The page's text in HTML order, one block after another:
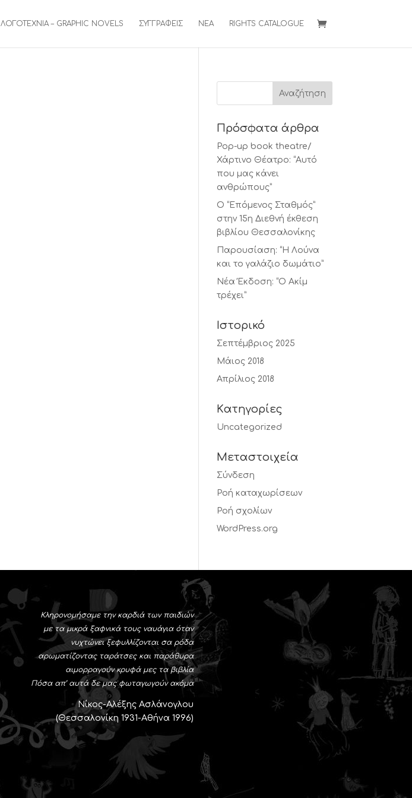
ΛΟΓΟΤΕΧΝΙΑ – GRAPHIC NOVELS ΣΥΓΓΡΑΦΕΙΣ ΝΕΑ RIGHTS CATALOGUE
Πρόσφατα άρθρα
Pop-up book theatre/
Χάρτινο Θέατρο: “Αυτό
που μας κάνει
ανθρώπους”
Ο “Επόμενος Σταθμός”
στην 15η Διεθνή έκθεση
βιβλίου Θεσσαλονίκης
Παρουσίαση: “Η Λούνα
και το γαλάζιο δωμάτιο”
Νέα Έκδοση: “Ο Ακίμ
τρέχει”
Ιστορικό
Σεπτέμβριος 2025
Μάιος 2018
Απρίλιος 2018
Kατηγορίες
Uncategorized
Μεταστοιχεία
Σύνδεση
Ροή καταχωρίσεων
Ροή σχολίων
WordPress.org
Κληρονομήσαμε την καρδιά των παιδιών
με τα μικρά ξαφνικά τους ναυάγια όταν
νυχτώνει ξεφυλλίζονται σα ρόδα
αρωματίζοντας ταράτσες και παράθυρα
αιμορραγούν κρυφά μες τα βιβλία
Πόσα απ’ αυτά δε μας φωταγωγούν ακόμα
Νίκος-Αλέξης Ασλάνογλου
(Θεσσαλονίκη 1931-Αθήνα 1996)